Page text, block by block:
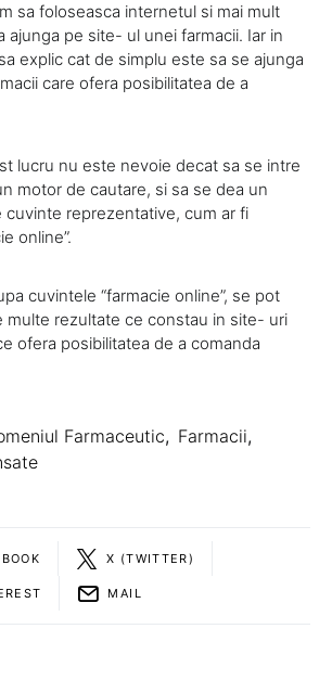
sa foloseasca internetul si mai mult
ajunga pe site- ul unei farmacii. Iar in
explic cat de simplu este sa se ajunga
care ofera posibilitatea de a
lucru nu este nevoie decat sa se intre
motor de cautare, si sa se dea un
cuvinte reprezentative, cum ar fi
online”.
cuvintele “farmacie online”, se pot
multe rezultate ce constau in site- uri
ofera posibilitatea de a comanda
Farmaceutic, Farmacii,
X (TWITTER)
MAIL